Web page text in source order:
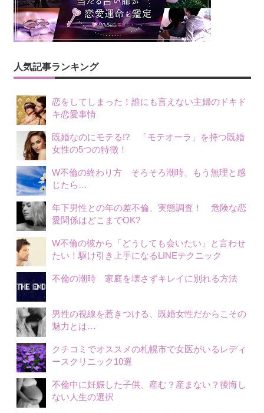
ビ
ゲ
ー
シ
ョ
ン
人気記事ランキング
恋をしてしまった！誰にも言えない主婦のドキド
キ恋愛事情
既婚なのにモテる!? 「モテオーラ」を持つ既婚
女性の5つの特徴！
W不倫の終わり方 そろそろ潮時、もう無理と感
じたら…
年下男性との年の差不倫、実態調査！ 危険な恋
愛関係はどこまでOK?
W不倫の彼から「どうしても会いたい」と言わせ
たい！駆け引き上手になるLINEテクニック
不倫の潮時 家庭を壊さずキレイに別れる方法
男性の視線を惹きつける、既婚女性だからこその
魅力とは…
クチコミでオススメの札幌市で女医がいるレディ
ースクリニック10選
不倫中に妊娠した子供、産む？産まない？後悔し
ない人生の選択